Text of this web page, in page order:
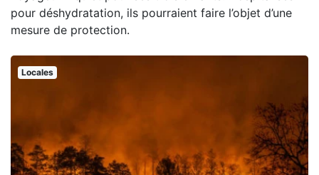
pour déshydratation, ils pourraient faire l’objet d’une
mesure de protection.
Locales